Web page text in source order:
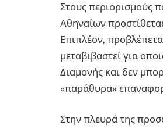
Στους περιορισμούς
Αθηναίων
Επιπλέον,
μεταβιβαστεί για
Διαμονής και δεν
«παράθυρα»
Στην πλευρά της